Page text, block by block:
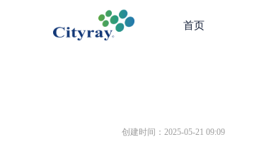
首页
创建时间： 2025-05-21 09:09